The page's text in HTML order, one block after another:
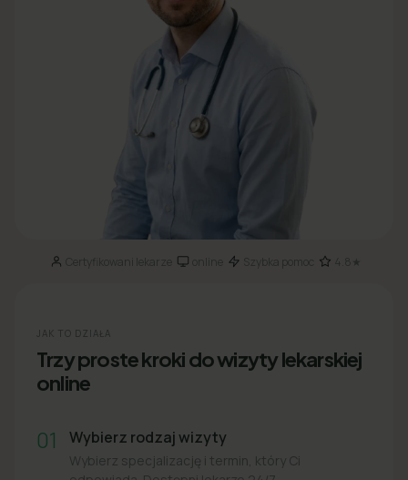
Certyfikowani lekarze· online· Szybka pomoc 4.8★
JAK TO DZIAŁA
Trzy proste kroki do wizyty lekarskiej
online
01 Wybierz rodzaj wizyty
Wybierz specjalizację i termin, który Ci